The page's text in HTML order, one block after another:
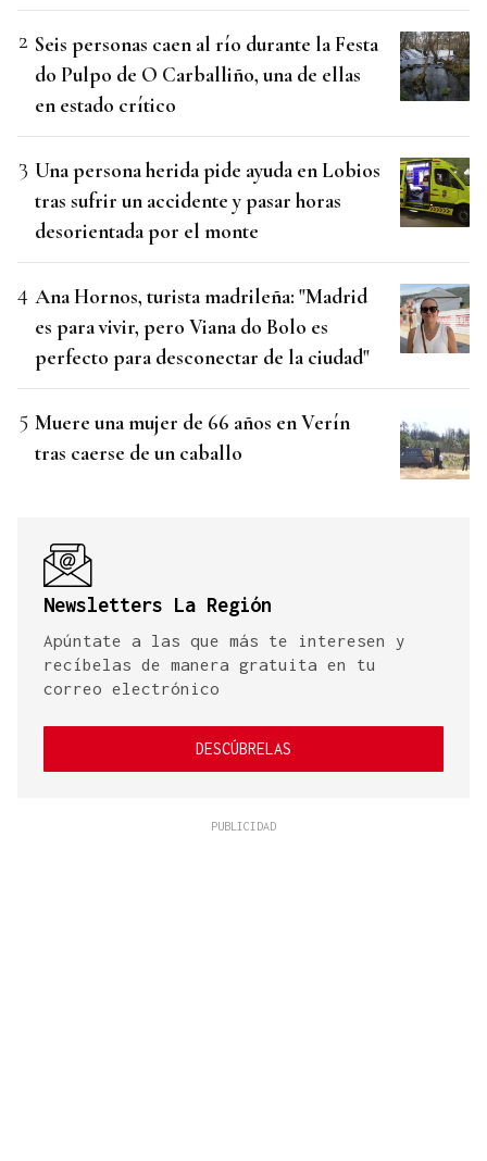
Seis personas caen al río durante la Festa
do Pulpo de O Carballiño, una de ellas
en estado crítico
Una persona herida pide ayuda en Lobios
tras sufrir un accidente y pasar horas
desorientada por el monte
Ana Hornos, turista madrileña: "Madrid
es para vivir, pero Viana do Bolo es
perfecto para desconectar de la ciudad"
Muere una mujer de 66 años en Verín
tras caerse de un caballo
Newsletters La Región
Apúntate a las que más te interesen y
recíbelas de manera gratuita en tu
correo electrónico
DESCÚBRELAS